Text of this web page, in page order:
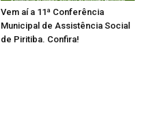
Vem aí a 11ª Conferência
Municipal de Assistência Social
de Piritiba. Confira!